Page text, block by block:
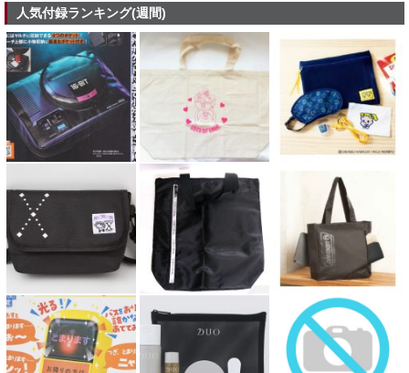
人気付録ランキング(週間)